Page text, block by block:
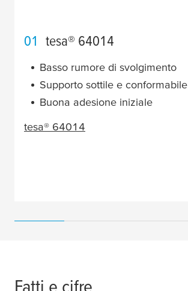
01 tesa® 64014
Basso rumore di svolgimento
Supporto sottile e conformabile
Buona adesione iniziale
tesa® 64014
Fatti e cifre